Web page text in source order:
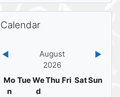
Calendar
◀︎
August
2026
▶︎
Monday
Mo
n
Tuesday
TueWednesday
We
d
Thursday
Thu Friday
Fri Saturday
SatSunday
Sun